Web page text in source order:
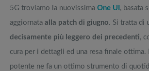
5G troviamo la nuovissima One UI , basata
aggiornata alla patch di giugno. Si tratta di
decisamente più leggero dei precedenti,
cura per i dettagli ed una resa finale ottima.
potente ne fa un ottimo strumento di